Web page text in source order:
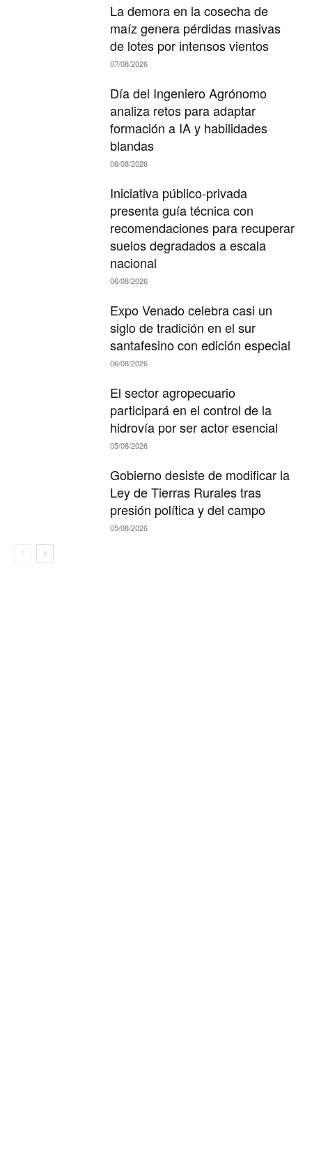
La demora en la cosecha de
maíz genera pérdidas masivas
de lotes por intensos vientos
07/08/2026
Día del Ingeniero Agrónomo
analiza retos para adaptar
formación a IA y habilidades
blandas
06/08/2026
Iniciativa público-privada
presenta guía técnica con
recomendaciones para recuperar
suelos degradados a escala
nacional
06/08/2026
Expo Venado celebra casi un
siglo de tradición en el sur
santafesino con edición especial
06/08/2026
El sector agropecuario
participará en el control de la
hidrovía por ser actor esencial
05/08/2026
Gobierno desiste de modificar la
Ley de Tierras Rurales tras
presión política y del campo
05/08/2026